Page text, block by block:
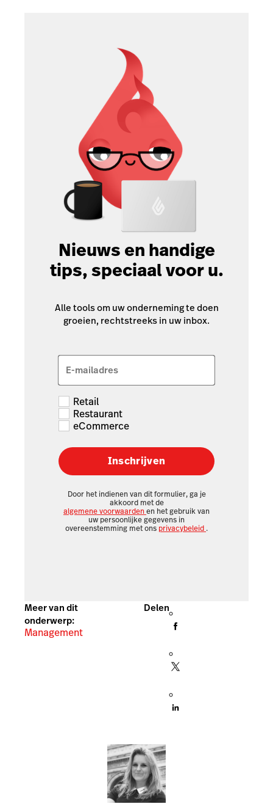
Nieuws en handige
tips, speciaal voor u.
Alle tools om uw onderneming te doen
groeien, rechtstreeks in uw inbox.
E-mailadres
Retail
Restaurant
eCommerce
Inschrijven
Door het indienen van dit formulier, ga je
akkoord met de
algemene voorwaardenen het gebruik van
uw persoonlijke gegevens in
overeenstemming met ons privacybeleid .
Meer van dit
onderwerp:
Management
Delen